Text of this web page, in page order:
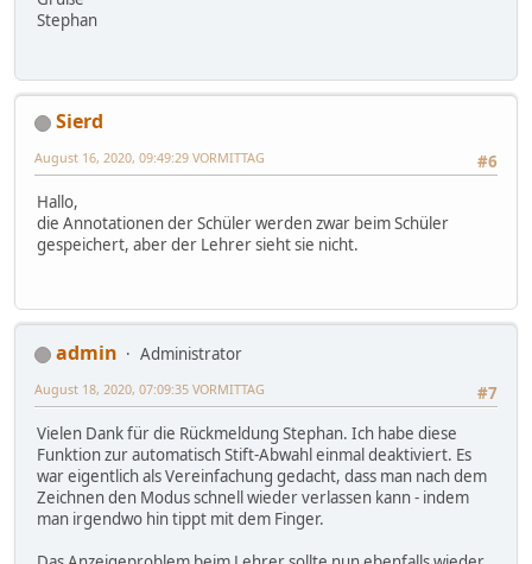
Stephan
Sierd
#6
August 16, 2020, 09:49:29 VORMITTAG
Hallo,
die Annotationen der Schüler werden zwar beim Schüler
gespeichert, aber der Lehrer sieht sie nicht.
admin
Administrator
#7
August 18, 2020, 07:09:35 VORMITTAG
Vielen Dank für die Rückmeldung Stephan. Ich habe diese
Funktion zur automatisch Stift-Abwahl einmal deaktiviert. Es
war eigentlich als Vereinfachung gedacht, dass man nach dem
Zeichnen den Modus schnell wieder verlassen kann - indem
man irgendwo hin tippt mit dem Finger.